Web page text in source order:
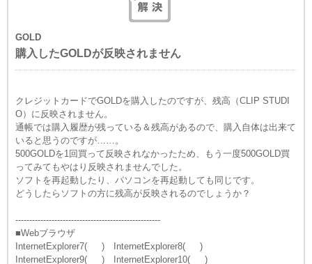
GOLD
購入したGOLDが反映されません
クレジットカードでGOLDを購入したのですが、残高（CLIP STUDI
O）に反映されません。
通帳では購入履歴が残っている＆残高があるので、購入自体は出来て
いると思うのですが……。
500GOLDを1回買って反映されなかったため、もう一度500GOLD買
ってみてもやはり反映されませんでした。
ソフトを再起動したり、パソコンを再起動しても同じです。
どうしたらソフトの方に残高が反映されるのでしょうか？
----------------------------------------------------
■Webブラウザ
InternetExplorer7( ) InternetExplorer8( )
InternetExplorer9( ) InternetExplorer10( )